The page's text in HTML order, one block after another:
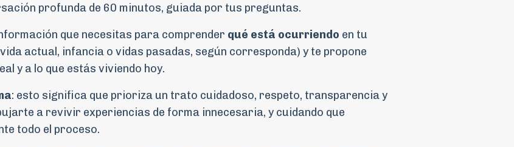
profunda de 60 minutos, guiada por tus preguntas.
que necesitas para comprender qué está ocurriendo en tu
actual, infancia o vidas pasadas, según corresponda) y te propone
y a lo que estás viviendo hoy.
: esto significa que prioriza un trato cuidadoso, respeto, transparencia y
a revivir experiencias de forma innecesaria, y cuidando que
todo el proceso.